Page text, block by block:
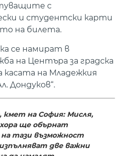
с
и студентски карти
на билета.
се намират в
на Центъра за градска
на Младежкия
Дондуков“.
кмет на София: Мисля,
ще обърнат
на тази възможност
две важни